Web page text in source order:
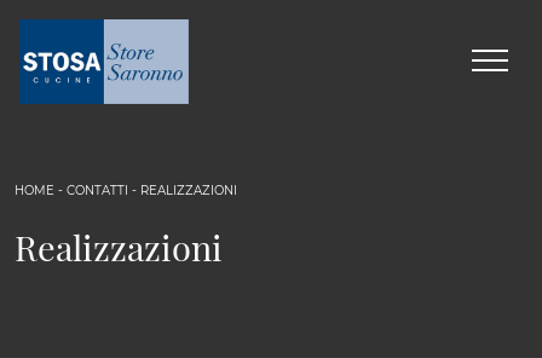
HOME - CONTATTI - REALIZZAZIONI
Realizzazioni